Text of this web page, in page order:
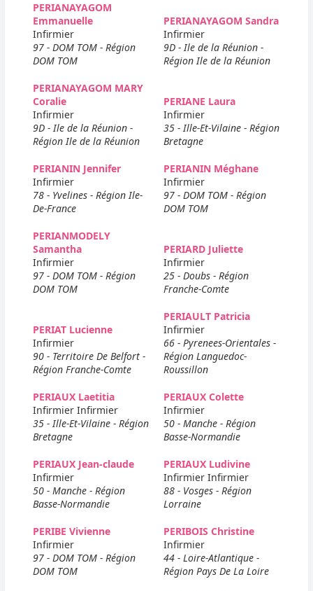
PERIANAYAGOM
Emmanuelle
Infirmier
97 - DOM TOM - Région
DOM TOM
PERIANAYAGOM Sandra
Infirmier
9D - Ile de la Réunion -
Région Ile de la Réunion
PERIANAYAGOM MARY
Coralie
Infirmier
9D - Ile de la Réunion -
Région Ile de la Réunion
PERIANE Laura
Infirmier
35 - Ille-Et-Vilaine - Région
Bretagne
PERIANIN Jennifer
Infirmier
78 - Yvelines - Région Ile-
De-France
PERIANIN Méghane
Infirmier
97 - DOM TOM - Région
DOM TOM
PERIANMODELY
Samantha
Infirmier
97 - DOM TOM - Région
DOM TOM
PERIARD Juliette
Infirmier
25 - Doubs - Région
Franche-Comte
PERIAT Lucienne
Infirmier
90 - Territoire De Belfort -
Région Franche-Comte
PERIAULT Patricia
Infirmier
66 - Pyrenees-Orientales -
Région Languedoc-
Roussillon
PERIAUX Laetitia
Infirmier Infirmier
35 - Ille-Et-Vilaine - Région
Bretagne
PERIAUX Colette
Infirmier
50 - Manche - Région
Basse-Normandie
PERIAUX Jean-claude
Infirmier
50 - Manche - Région
Basse-Normandie
PERIAUX Ludivine
Infirmier Infirmier
88 - Vosges - Région
Lorraine
PERIBE Vivienne
Infirmier
97 - DOM TOM - Région
DOM TOM
PERIBOIS Christine
Infirmier
44 - Loire-Atlantique -
Région Pays De La Loire